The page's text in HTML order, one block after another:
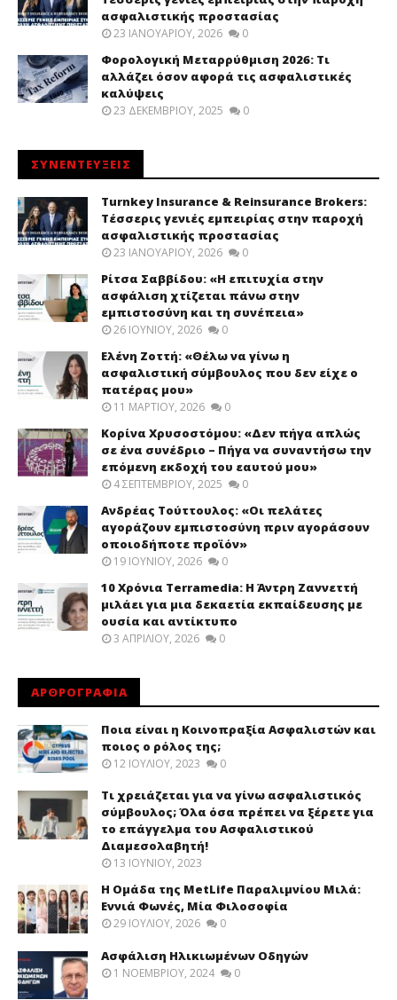
ασφαλιστικής προστασίας
23 ΙΑΝΟΥΑΡΊΟΥ, 2026 0
Φορολογική Μεταρρύθμιση 2026: Τι
αλλάζει όσον αφορά τις ασφαλιστικές
καλύψεις
23 ΔΕΚΕΜΒΡΊΟΥ, 2025 0
ΣΥΝΕΝΤΕΥΞΕΙΣ
Turnkey Insurance & Reinsurance Brokers:
Τέσσερις γενιές εμπειρίας στην παροχή
ασφαλιστικής προστασίας
23 ΙΑΝΟΥΑΡΊΟΥ, 2026 0
Ρίτσα Σαββίδου: «Η επιτυχία στην
ασφάλιση χτίζεται πάνω στην
εμπιστοσύνη και τη συνέπεια»
26 ΙΟΥΝΊΟΥ, 2026 0
Ελένη Ζοττή: «Θέλω να γίνω η
ασφαλιστική σύμβουλος που δεν είχε ο
πατέρας μου»
11 ΜΑΡΤΊΟΥ, 2026 0
Κορίνα Χρυσοστόμου: «Δεν πήγα απλώς
σε ένα συνέδριο – Πήγα να συναντήσω την
επόμενη εκδοχή του εαυτού μου»
4 ΣΕΠΤΕΜΒΡΊΟΥ, 2025 0
Ανδρέας Τούττουλος: «Οι πελάτες
αγοράζουν εμπιστοσύνη πριν αγοράσουν
οποιοδήποτε προϊόν»
19 ΙΟΥΝΊΟΥ, 2026 0
10 Χρόνια Terramedia: Η Άντρη Ζαννεττή
μιλάει για μια δεκαετία εκπαίδευσης με
ουσία και αντίκτυπο
3 ΑΠΡΙΛΊΟΥ, 2026 0
ΑΡΘΡΟΓΡΑΦΙΑ
Ποια είναι η Κοινοπραξία Ασφαλιστών και
ποιος ο ρόλος της;
12 ΙΟΥΛΊΟΥ, 2023 0
Τι χρειάζεται για να γίνω ασφαλιστικός
σύμβουλος; Όλα όσα πρέπει να ξέρετε για
το επάγγελμα του Ασφαλιστικού
Διαμεσολαβητή!
13 ΙΟΥΝΊΟΥ, 2023
Η Ομάδα της MetLife Παραλιμνίου Μιλά:
Εννιά Φωνές, Μία Φιλοσοφία
29 ΙΟΥΛΊΟΥ, 2026 0
Ασφάλιση Ηλικιωμένων Οδηγών
1 ΝΟΕΜΒΡΊΟΥ, 2024 0